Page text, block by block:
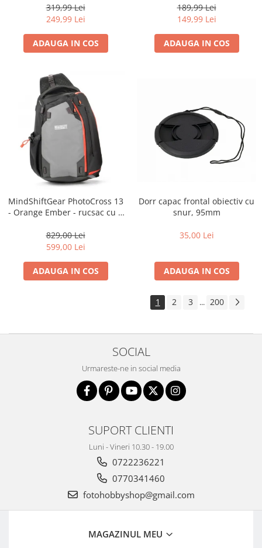
319,99 Lei
249,99 Lei
ADAUGA IN COS
189,99 Lei
149,99 Lei
ADAUGA IN COS
MindShiftGear PhotoCross 13
- Orange Ember - rucsac cu o
829,00 Lei
599,00 Lei
ADAUGA IN COS
Dorr capac frontal obiectiv cu
snur, 95mm
35,00 Lei
ADAUGA IN COS
1 2 3 ... 200
SOCIAL
Urmareste-ne in social media
SUPORT CLIENTI
Luni - Vineri 10.30 - 19.00
0722236221
0770341460
fotohobbyshop@gmail.com
MAGAZINUL MEU